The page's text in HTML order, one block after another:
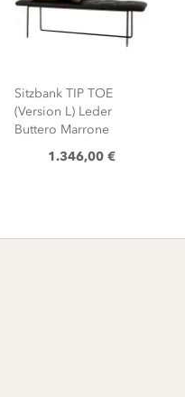
Sitzbank TIP TOE
(Version L) Leder
Buttero Marrone
1.346,00 €